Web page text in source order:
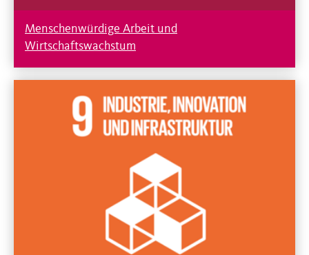
Menschenwürdige Arbeit und
Wirtschaftswachstum